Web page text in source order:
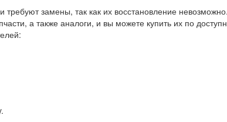
требуют замены, так как их восстановление
а также аналоги, и вы можете купить их по